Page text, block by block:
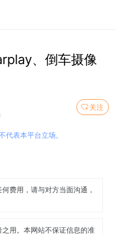
、倒车摄像
关注
代表本平台立场。
费用，请与对方当面沟通，
用。本网站不保证信息的准